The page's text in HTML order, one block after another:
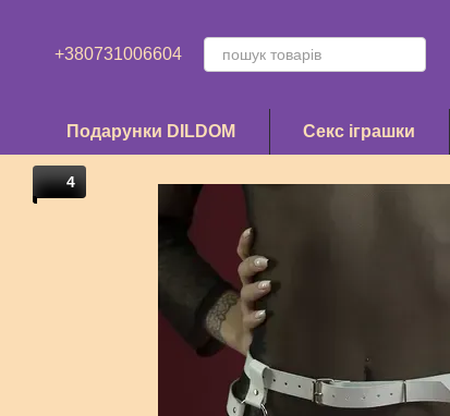
+380731006604
Подарунки DILDOM Секс іграшки
4